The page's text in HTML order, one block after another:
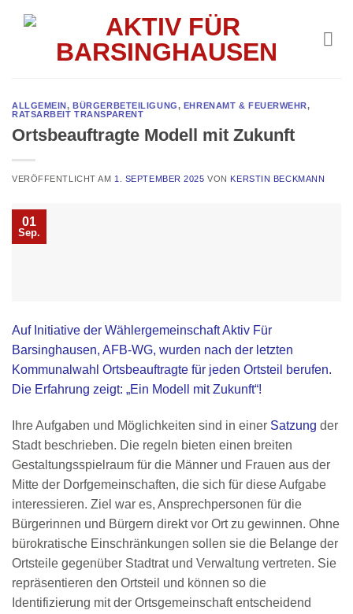
ALLGEMEIN,BÜRGERBETEILIGUNG, EHRENAMT & FEUERWEHR,
RATSARBEIT TRANSPARENT
Ortsbeauftragte Modell mit Zukunft
VERÖFFENTLICHT AM 1. SEPTEMBER 2025 VON KERSTIN BECKMANN
01
Sep.
Auf Initiative der Wählergemeinschaft Aktiv Für
Barsinghausen, AFB-WG, wurden nach der letzten
Kommunalwahl Ortsbeauftragte für jeden Ortsteil berufen.
Die Erfahrung zeigt: „Ein Modell mit Zukunft“!
Ihre Aufgaben und Möglichkeiten sind in einer Satzung der
Stadt beschrieben. Die regeln bieten einen breiten
Gestaltungsspielraum für die Männer und Frauen aus der
Mitte der Dorfgemeinschaften, die sich für diese Aufgabe
interessieren. Ziel war es, Ansprechpersonen für die
Bürgerinnen und Bürgern direkt vor Ort zu gewinnen. Ohne
bürokratische Einschränkungen sollen sie die Belange der
Ortsteile gegenüber Stadtrat und Verwaltung vertreten. Sie
repräsentieren den Ortsteil und können so die
Identifizierung mit der Ortsgemeinschaft entscheidend